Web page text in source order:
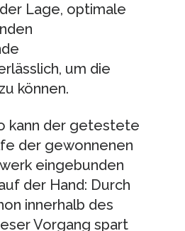
Lage, optimale
um die
können.
kann der getestete
der gewonnenen
eingebunden
der Hand: Durch
innerhalb des
Vorgang spart